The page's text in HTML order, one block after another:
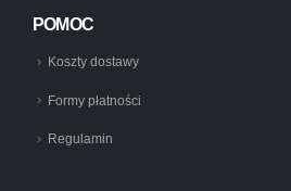
POMOC
Koszty dostawy
Formy płatności
Regulamin